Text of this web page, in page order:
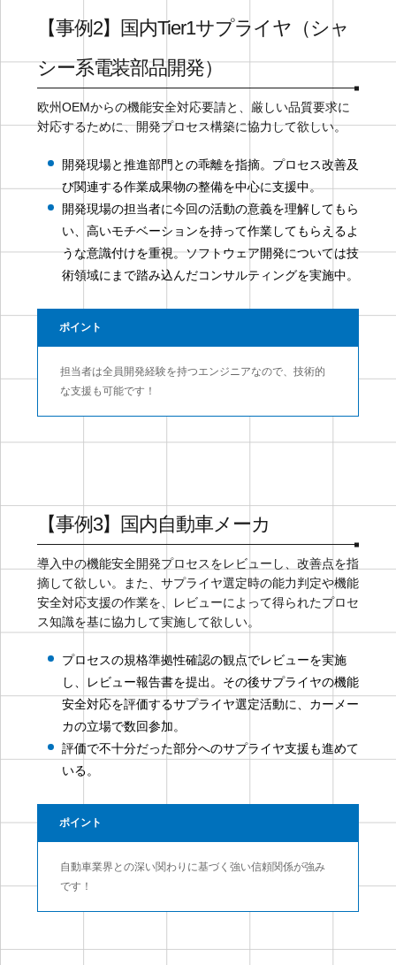
【事例2】国内Tier1サプライヤ（シャ
シー系電装部品開発）
欧州OEMからの機能安全対応要請と、厳しい品質要求に
対応するために、開発プロセス構築に協力して欲しい。
開発現場と推進部門との乖離を指摘。プロセス改善及
び関連する作業成果物の整備を中心に支援中。
開発現場の担当者に今回の活動の意義を理解してもら
い、高いモチベーションを持って作業してもらえるよ
うな意識付けを重視。ソフトウェア開発については技
術領域にまで踏み込んだコンサルティングを実施中。
ポイント
担当者は全員開発経験を持つエンジニアなので、技術的
な支援も可能です！
【事例3】国内自動車メーカ
導入中の機能安全開発プロセスをレビューし、改善点を指
摘して欲しい。また、サプライヤ選定時の能力判定や機能
安全対応支援の作業を、レビューによって得られたプロセ
ス知識を基に協力して実施して欲しい。
プロセスの規格準拠性確認の観点でレビューを実施
し、レビュー報告書を提出。その後サプライヤの機能
安全対応を評価するサプライヤ選定活動に、カーメー
カの立場で数回参加。
評価で不十分だった部分へのサプライヤ支援も進めて
いる。
ポイント
自動車業界との深い関わりに基づく強い信頼関係が強み
です！